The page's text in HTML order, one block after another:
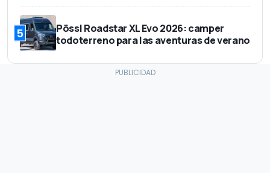
5
Pössl Roadstar XL Evo 2026: camper
todoterreno para las aventuras de verano